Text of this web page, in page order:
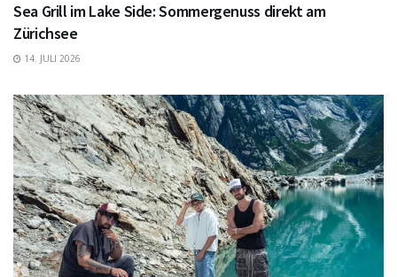
Sea Grill im Lake Side: Sommergenuss direkt am
Zürichsee
14. JULI 2026